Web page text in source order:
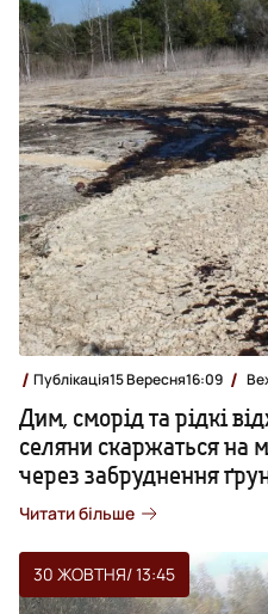
Публікація15 Вересня16:09
Дим, сморід та рідкі
селяни скаржаться на
через забруднення
Читати більше
30 ЖОВТНЯ/ 13:45